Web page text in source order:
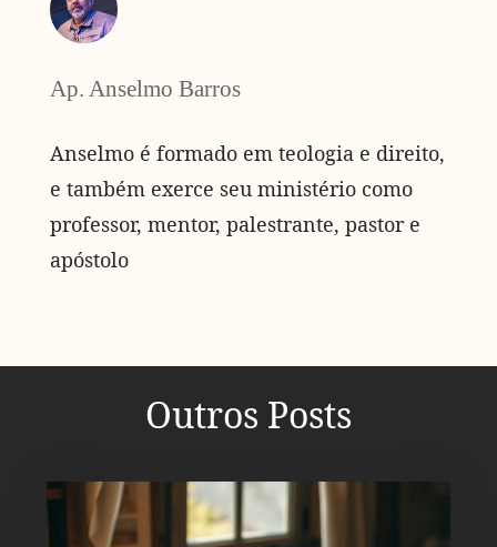
Ap. Anselmo Barros
Anselmo é formado em teologia e direito,
e também exerce seu ministério como
professor, mentor, palestrante, pastor e
apóstolo
Outros Posts